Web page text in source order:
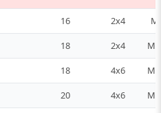
16 2x4 M
18 2x4 M
18 4x6 M
20 4x6 M